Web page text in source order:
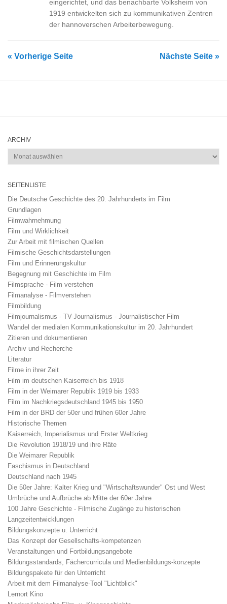
eingerichtet, und das benachbarte Volksheim von
1919 entwickelten sich zu kommunikativen Zentren
der hannoverschen Arbeiterbewegung.
« Vorherige Seite Nächste Seite »
ARCHIV
Archiv
SEITENLISTE
Die Deutsche Geschichte des 20. Jahrhunderts im Film
Grundlagen
Filmwahrnehmung
Film und Wirklichkeit
Zur Arbeit mit filmischen Quellen
Filmische Geschichtsdarstellungen
Film und Erinnerungskultur
Begegnung mit Geschichte im Film
Filmsprache - Film verstehen
Filmanalyse - Filmverstehen
Filmbildung
Filmjournalismus - TV-Journalismus - Journalistischer Film
Wandel der medialen Kommunikationskultur im 20. Jahrhundert
Zitieren und dokumentieren
Archiv und Recherche
Literatur
Filme in ihrer Zeit
Film im deutschen Kaiserreich bis 1918
Film in der Weimarer Republik 1919 bis 1933
Film im Nachkriegsdeutschland 1945 bis 1950
Film in der BRD der 50er und frühen 60er Jahre
Historische Themen
Kaiserreich, Imperialismus und Erster Weltkrieg
Die Revolution 1918/19 und ihre Räte
Die Weimarer Republik
Faschismus in Deutschland
Deutschland nach 1945
Die 50er Jahre: Kalter Krieg und "Wirtschaftswunder" Ost und West
Umbrüche und Aufbrüche ab Mitte der 60er Jahre
100 Jahre Geschichte - Filmische Zugänge zu historischen
Langzeitentwicklungen
Bildungskonzepte u. Unterricht
Das Konzept der Gesellschafts-kompetenzen
Veranstaltungen und Fortbildungsangebote
Bildungsstandards, Fächercurricula und Medienbildungs-konzepte
Bildungspakete für den Unterricht
Arbeit mit dem Filmanalyse-Tool "Lichtblick"
Lernort Kino